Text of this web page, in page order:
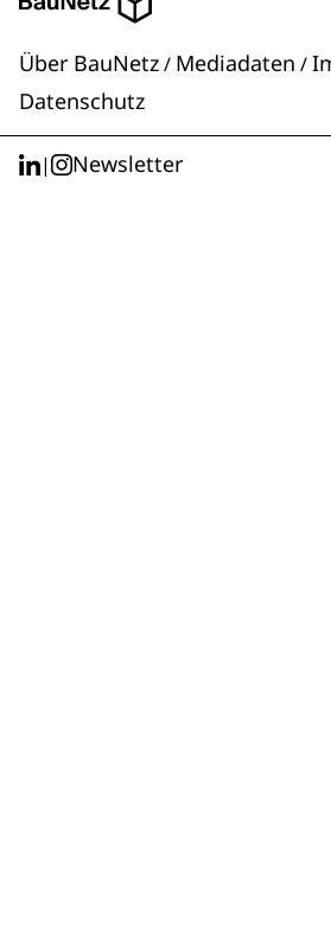
Über BauNetz/ Mediadaten /
Datenschutz
| Newsletter